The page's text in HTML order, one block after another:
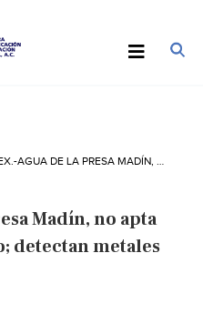
Madín, no apta
detectan metales